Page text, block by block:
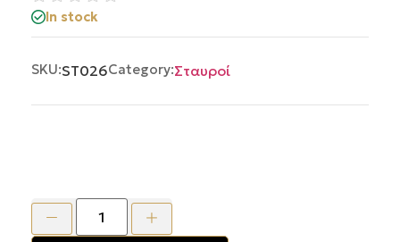
Βαθμολογήθηκε
από
5
In stock
SKU:ST026Category:Σταυροί